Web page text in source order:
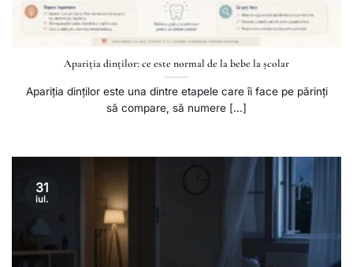
Apariția dinților: ce este normal de la bebe la școlar
Apariția dinților este una dintre etapele care îi face pe părinți
să compare, să numere [...]
31
iul.